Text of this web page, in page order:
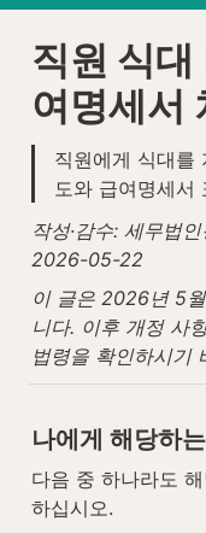
직원 식
여명세서
직원에게 식대를
도와 급여명세서
작성·감수: 세무법
2026-05-22
이 글은 2026년 5
니다. 이후 개정 사
법령을 확인하시기
나에게 해당하
다음 중 하나라도
하십시오.